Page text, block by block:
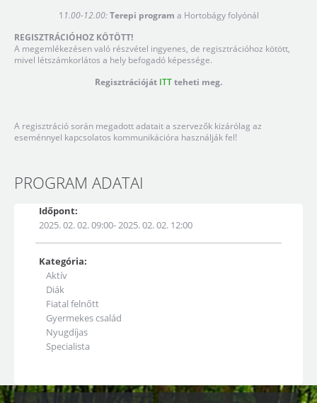
1 1.00-12.00: Terepi program a Hortobágy folyónál
REGISZTRÁCIÓHOZ KÖTÖTT!
A megemlékezésen való részvétel ingyenes, de regisztrációhoz kötött,
mivel létszámkorlátos a hely befogadó képessége.
Regisztrációját ITTteheti meg.
A regisztráció során megadott adatait a szervezők kizárólag az
eseménnyel kapcsolatos kommunikációra használják fel!
PROGRAM ADATAI
Időpont:
2025. 02. 02. 09:00- 2025. 02. 02. 12:00
Kategória:
Aktív
Diák
Fiatal felnőtt
Gyermekes család
Nyugdíjas
Specialista
Kapcsolódó